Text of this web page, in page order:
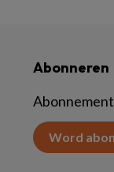
Abonneren
Abonnement
Word